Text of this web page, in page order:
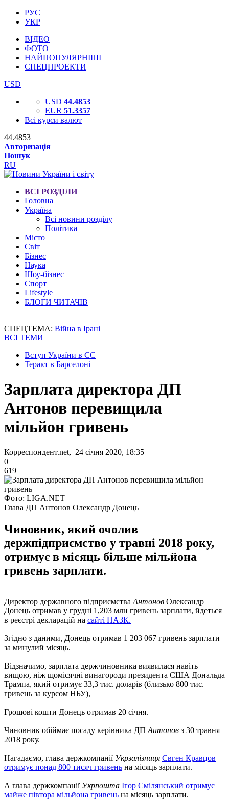
РУС
УКР
ВІДЕО
ФОТО
НАЙПОПУЛЯРНІШІ
СПЕЦПРОЕКТИ
USD
USD 44.4853
EUR 51.3357
Всі курси валют
44.4853
Авторизація
Пошук
RU
ВСІ РОЗДІЛИ
Головна
Україна
Всі новини розділу
Політика
Місто
Світ
Бізнес
Наука
Шоу-бізнес
Спорт
Lifestyle
БЛОГИ ЧИТАЧІВ
СПЕЦТЕМА: Війна в Ірані
ВСІ ТЕМИ
Вступ України в ЄС
Теракт в Барселоні
Зарплата директора ДП
Антонов перевищила
мільйон гривень
Корреспондент.net, 24 січня 2020, 18:35
0
619
Фото: LIGA.NET
Глава ДП Антонов Олександр Донець
Чиновник, який очолив
держпідприємство у травні 2018 року,
отримує в місяць більше мільйона
гривень зарплати.
Директор державного підприємства Антонов Олександр
Донець отримав у грудні 1,203 млн гривень зарплати, йдеться
в реєстрі декларацій на сайті НАЗК.
Згідно з даними, Донець отримав 1 203 067 гривень зарплати
за минулий місяць.
Відзначимо, зарплата держчиновника виявилася навіть
вищою, ніж щомісячні винагороди президента США Дональда
Трампа, який отримує 33,3 тис. доларів (близько 800 тис.
гривень за курсом НБУ),
Грошові кошти Донець отримав 20 січня.
Чиновник обіймає посаду керівника ДП Антонов з 30 травня
2018 року.
Нагадаємо, глава держкомпанії Укрзалізниця Євген Кравцов
отримує понад 800 тисяч гривень на місяць зарплати.
А глава держкомпанії Укрпошта Ігор Смілянський отримує
майже півтора мільйона гривень на місяць зарплати.